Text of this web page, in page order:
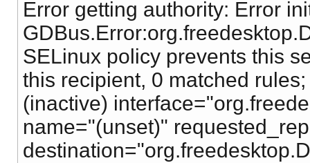
Error getting authority: Error
SELinux policy prevents this
this recipient, 0 matched
(inactive)
name="(unset)"